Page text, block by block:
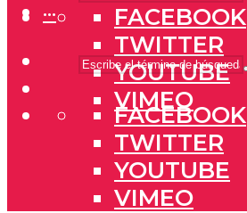
FACEBOOK
TWITTER
YOUTUBE
VIMEO
···
FACEBOOK
TWITTER
YOUTUBE
VIMEO